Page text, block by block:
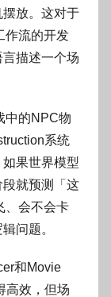
放。这对于
作流的开发
描述一个场
中的NPC物
系统
果世界模型
就预测「这
、会不会卡
问题。
和Movie
高效，但场